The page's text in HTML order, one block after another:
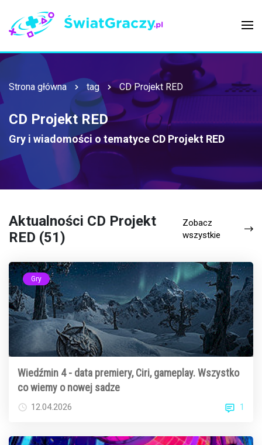
Strona główna tag CD Projekt RED
CD Projekt RED
Gry i wiadomości o tematyce CD Projekt RED
Aktualności CD Projekt
RED (51)
Zobacz
wszystkie
Gry
Wiedźmin 4 - data premiery, Ciri, gameplay. Wszystko
co wiemy o nowej sadze
12.04.2026 1